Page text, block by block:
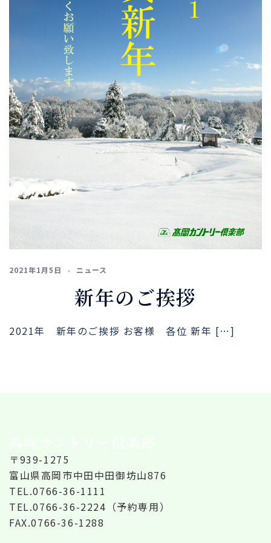
2021年1月5日 ニュース
新年のご挨拶
2021年 新年のご挨拶 お客様 各位 新年 […]
〒939-1275
富山県高岡市中田中田御坊山876
TEL.0766-36-1111
TEL.0766-36-2224（予約専用）
FAX.0766-36-1288